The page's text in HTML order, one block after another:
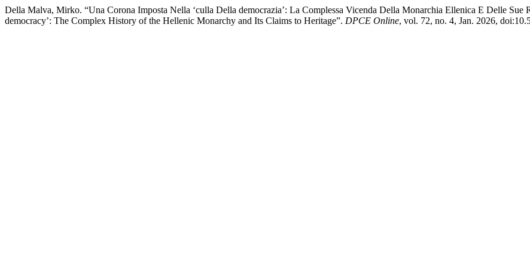
Della Malva, Mirko. “Una Corona Imposta Nella ‘culla Della democrazia’: La Complessa Vicenda Della Monarchia Ellenica E Delle
democracy’: The Complex History of the Hellenic Monarchy and Its Claims to Heritage”. DPCE Online, vol. 72, no. 4, Jan. 2026,